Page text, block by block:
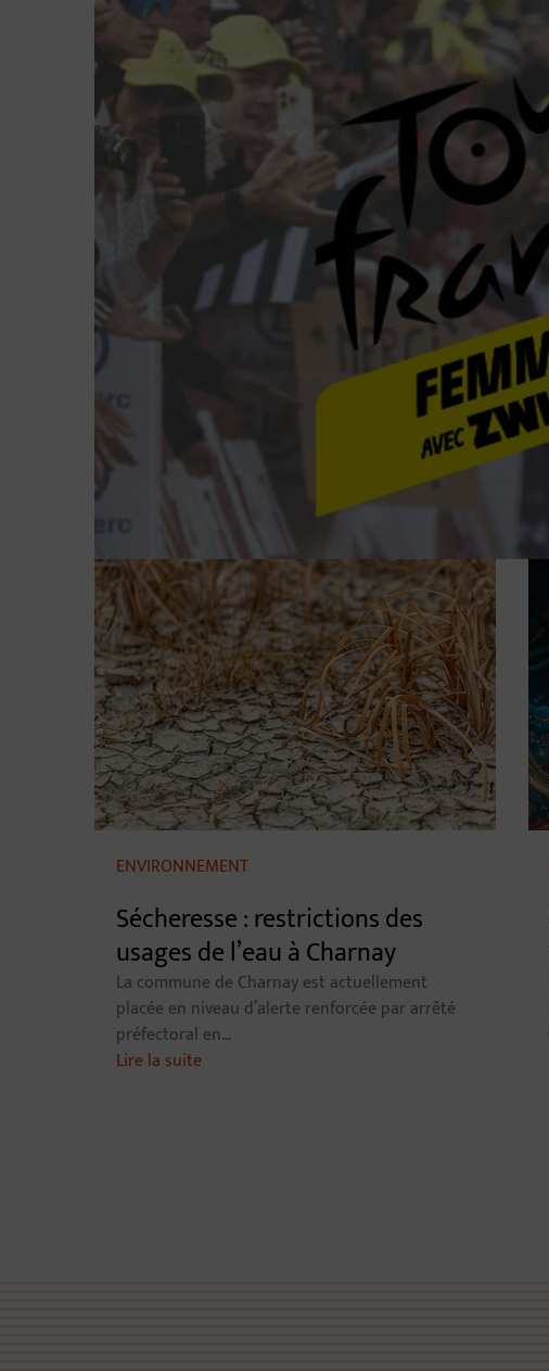
ENVIRONNEMENT
Sécheresse : restrictions des
usages de l’eau à Charnay
La commune de Charnay est actuellement
placée en niveau d’alerte renforcée par arrêté
préfectoral en...
Lire la suite